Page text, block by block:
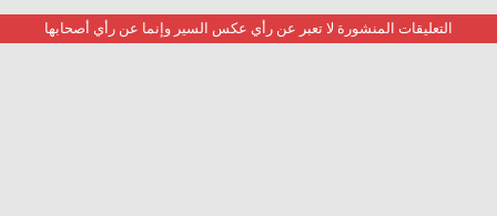
التعليقات المنشورة لا تعبر عن رأي عكس السير وإنما عن رأي أصحابها